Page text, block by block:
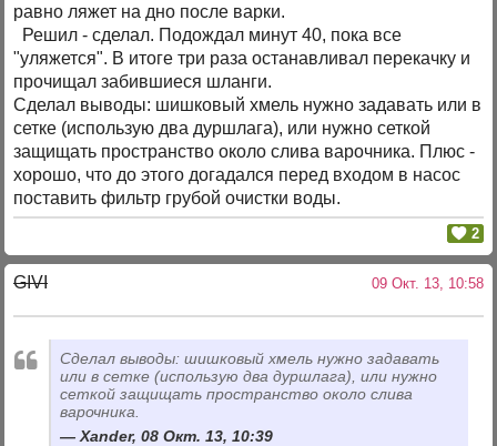
равно ляжет на дно после варки.
Решил - сделал. Подождал минут 40, пока все
"уляжется". В итоге три раза останавливал перекачку и
прочищал забившиеся шланги.
Сделал выводы: шишковый хмель нужно задавать или в
сетке (использую два дуршлага), или нужно сеткой
защищать пространство около слива варочника. Плюс -
хорошо, что до этого догадался перед входом в насос
поставить фильтр грубой очистки воды.
2
GIVI 09 Окт. 13, 10:58
Сделал выводы: шишковый хмель нужно задавать
или в сетке (использую два дуршлага), или нужно
сеткой защищать пространство около слива
варочника.
Xander, 08 Окт. 13, 10:39